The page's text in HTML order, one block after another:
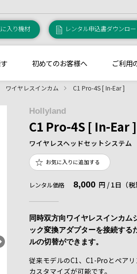
入り機材 レンタル申込書ダウンロ
初めてのお客様へ ご利用
ワイヤレスインカム C1 Pro-4S [ In-Ear ]
Hollyland
C1 Pro-4S [ In-Ear ]
ワイヤレスヘッドセットシステム
お気に入りに追加する
レンタル価格 8,000 円 / 1日（税
同時双方向ワイヤレスインカ
ック変換アダプターを接続する
ルの切替ができます。
従来モデルのC1、C1-Proとペア
カスタマイズが可能です。